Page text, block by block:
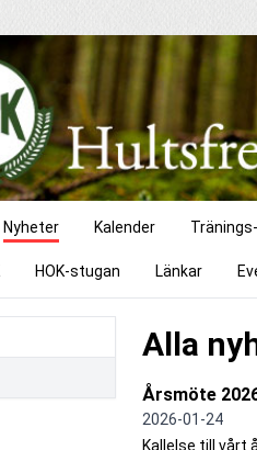
Nyheter Kalender
HOK-stugan Länkar
Alla
Årsmöte
2026-01-24
Kallelse till vårt